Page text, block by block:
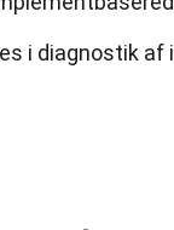
i diagnostik af